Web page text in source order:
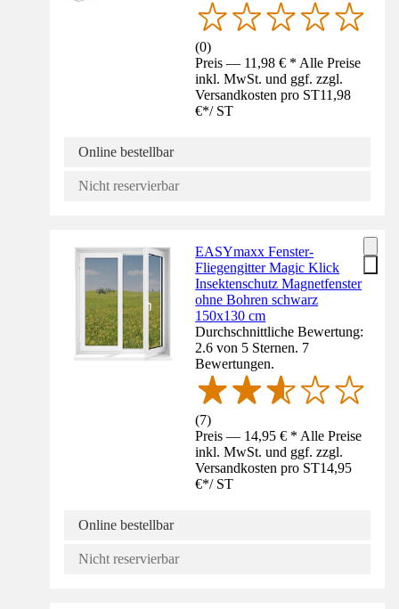
(0)
Preis — 11,98 € * Alle Preise
inkl. MwSt. und ggf. zzgl.
Versandkosten pro ST11,98
€*/ ST
Online bestellbar
Nicht reservierbar
EASYmaxx Fenster-
Fliegengitter Magic Klick
Insektenschutz Magnetfenster
ohne Bohren schwarz
150x130 cm
Durchschnittliche Bewertung:
2.6 von 5 Sternen. 7
Bewertungen.
(7)
Preis — 14,95 € * Alle Preise
inkl. MwSt. und ggf. zzgl.
Versandkosten pro ST14,95
€*/ ST
Online bestellbar
Nicht reservierbar